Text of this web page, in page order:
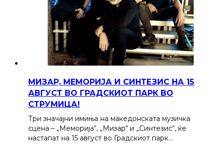
МИЗАР, МЕМОРИЈА И СИНТЕЗИС НА 15
АВГУСТ ВО ГРАДСКИОТ ПАРК ВО
СТРУМИЦА!
Три значајни имиња на македонската музичка
сцена – „Меморија“, „Мизар“ и „Синтезис“, ќе
настапат на 15 август во Градскиот парк…